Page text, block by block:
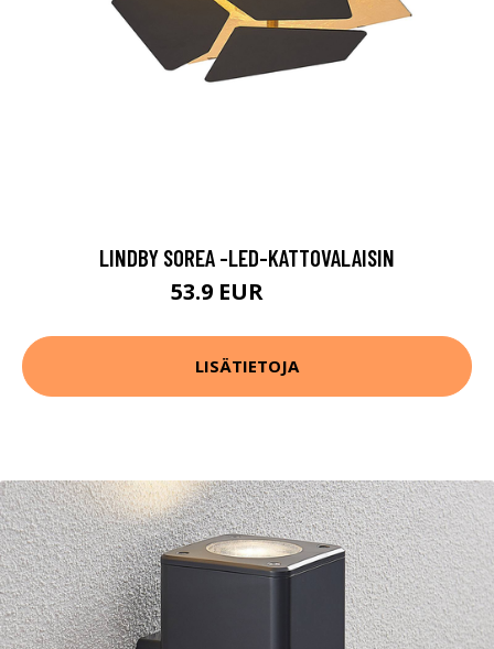
LINDBY SOREA -LED-KATTOVALAISIN
53.9 EUR
LISÄTIETOJA